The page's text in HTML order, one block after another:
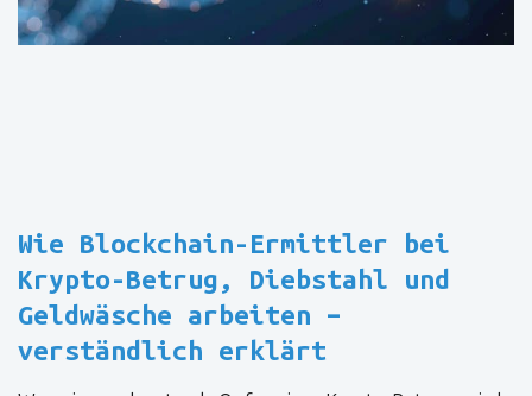
Wie Blockchain-Ermittler bei
Krypto-Betrug, Diebstahl und
Geldwäsche arbeiten –
verständlich erklärt